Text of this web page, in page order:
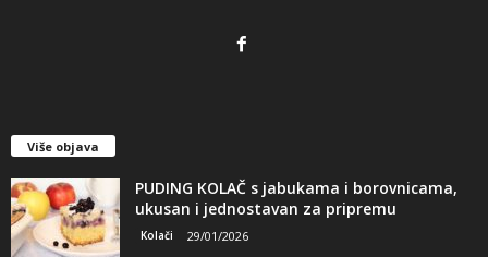
Više objava
PUDING KOLAČ s jabukama i borovnicama,
ukusan i jednostavan za pripremu
Kolači 29/01/2026